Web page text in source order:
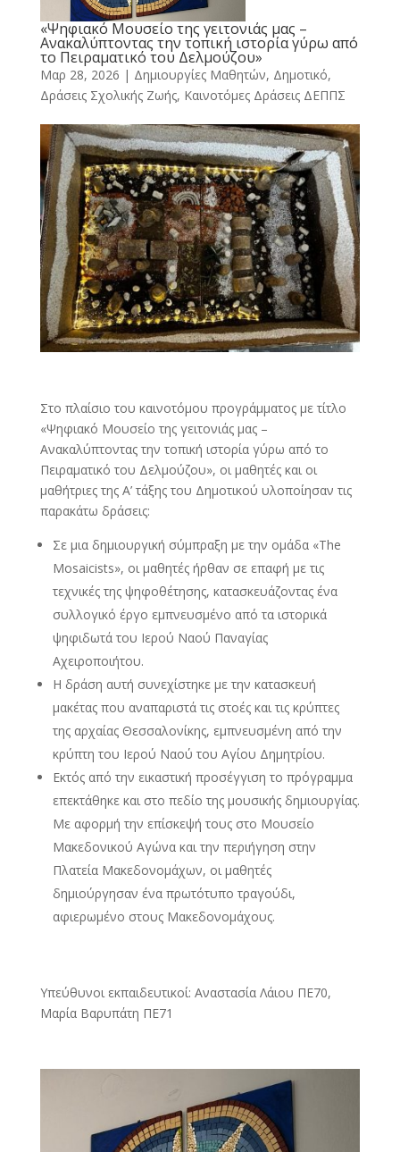
«Ψηφιακό Μουσείο της γειτονιάς μας –
Ανακαλύπτοντας την τοπική ιστορία γύρω από
το Πειραματικό του Δελμούζου»
Μαρ 28, 2026 | Δημιουργίες Μαθητών, Δημοτικό,
Δράσεις Σχολικής Ζωής, Καινοτόμες Δράσεις ΔΕΠΠΣ
Στο πλαίσιο του καινοτόμου προγράμματος με τίτλο
«Ψηφιακό Μουσείο της γειτονιάς μας –
Ανακαλύπτοντας την τοπική ιστορία γύρω από το
Πειραματικό του Δελμούζου», οι μαθητές και οι
μαθήτριες της Α’ τάξης του Δημοτικού υλοποίησαν τις
παρακάτω δράσεις:
Σε μια δημιουργική σύμπραξη με την ομάδα «The
Mosaicists», οι μαθητές ήρθαν σε επαφή με τις
τεχνικές της ψηφοθέτησης, κατασκευάζοντας ένα
συλλογικό έργο εμπνευσμένο από τα ιστορικά
ψηφιδωτά του Ιερού Ναού Παναγίας
Αχειροποιήτου.
Η δράση αυτή συνεχίστηκε με την κατασκευή
μακέτας που αναπαριστά τις στοές και τις κρύπτες
της αρχαίας Θεσσαλονίκης, εμπνευσμένη από την
κρύπτη του Ιερού Ναού του Αγίου Δημητρίου.
Εκτός από την εικαστική προσέγγιση το πρόγραμμα
επεκτάθηκε και στο πεδίο της μουσικής δημιουργίας.
Με αφορμή την επίσκεψή τους στο Μουσείο
Μακεδονικού Αγώνα και την περιήγηση στην
Πλατεία Μακεδονομάχων, οι μαθητές
δημιούργησαν ένα πρωτότυπο τραγούδι,
αφιερωμένο στους Μακεδονομάχους.
Υπεύθυνοι εκπαιδευτικοί: Αναστασία Λάιου ΠΕ70,
Μαρία Βαρυπάτη ΠΕ71